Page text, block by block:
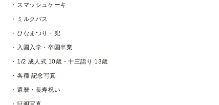
・スマッシュケーキ
・ミルクバス
・ひなまつり・兜
・入園入学・卒園卒業
・1/2 成人式 10歳・十三詣り 13歳
・各種 記念写真
・還暦・長寿祝い